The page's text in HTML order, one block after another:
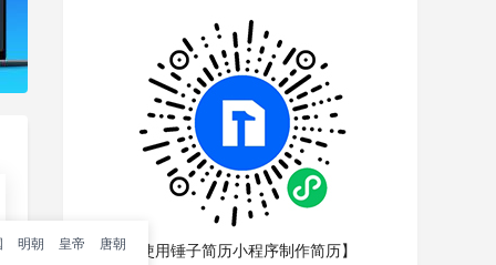
明朝 皇帝
唐朝【使用锤子简历小程序制作简历】